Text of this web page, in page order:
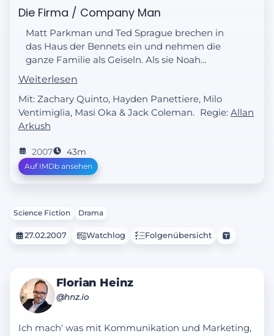
Die Firma / Company Man
Matt Parkman und Ted Sprague brechen in
das Haus der Bennets ein und nehmen die
ganze Familie als Geiseln. Als sie Noah
Bennet zur Rede stellen, behauptet dieser,
nur ein einfacher Papierwarenhändler zu
sein.
Weiterlesen
Mit: Zachary Quinto, Hayden Panettiere, Milo
Ventimiglia, Masi Oka & Jack Coleman. Regie:Allan
Arkush
2007 43m
Auf IMDb ansehen
Science Fiction Drama
27.02.2007 Watchlog Folgenübersicht
Florian Heinz
@hnz.io
Ich mach' was mit Kommunikation und Marketing,